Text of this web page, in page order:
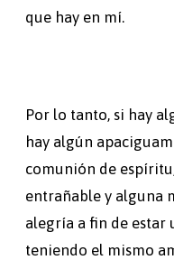
que hay en mí.
Por lo tanto, si hay
hay algún
comunión de
entrañable y alguna
alegría a fin de estar
teniendo el mismo